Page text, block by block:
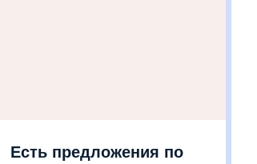
Есть предложения по